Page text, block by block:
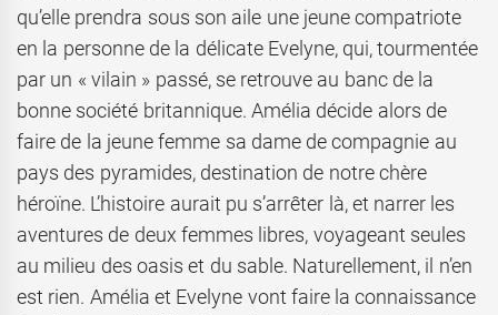
qu’elle prendra sous son aile une jeune compatriote
en la personne de la délicate Evelyne, qui, tourmentée
par un « vilain » passé, se retrouve au banc de la
bonne société britannique. Amélia décide alors de
faire de la jeune femme sa dame de compagnie au
pays des pyramides, destination de notre chère
héroïne. L’histoire aurait pu s’arrêter là, et narrer les
aventures de deux femmes libres, voyageant seules
au milieu des oasis et du sable. Naturellement, il n’en
est rien. Amélia et Evelyne vont faire la connaissance